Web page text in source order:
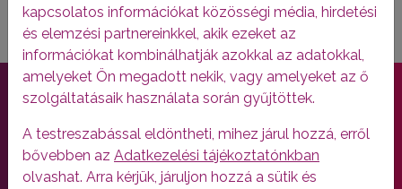
Kövess minket!
kapcsolatos információkat közösségi média, hirdetési
és elemzési partnereinkkel, akik ezeket az
információkat kombinálhatják azokkal az adatokkal,
amelyeket Ön megadott nekik, vagy amelyeket az ő
szolgáltatásaik használata során gyűjtöttek.
A testreszabással eldöntheti, mihez járul hozzá, erről
bővebben az Adatkezelési tájékoztatónkban
olvashat. Arra kérjük, járuljon hozzá a sütik és